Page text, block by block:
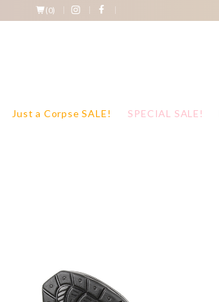
(0)
Just a Corpse SALE! SPECIAL SALE!